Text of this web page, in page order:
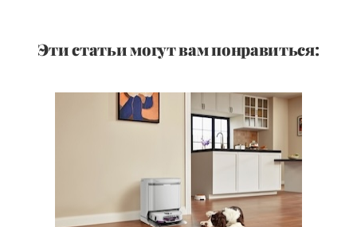
Эти статьи могут вам понравиться: